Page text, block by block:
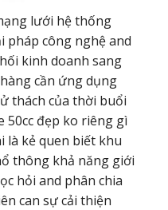
lưới hệ thống
pháp công nghệ and
kinh doanh sang
cần ứng dụng
thách của thời buổi
50cc đẹp ko riêng gì
là kẻ quen biết khu
thông khả năng giới
hỏi and phân chia
can sự cải thiện